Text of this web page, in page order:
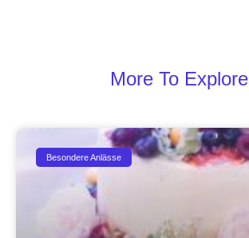
More To Explore
Besondere Anlässe